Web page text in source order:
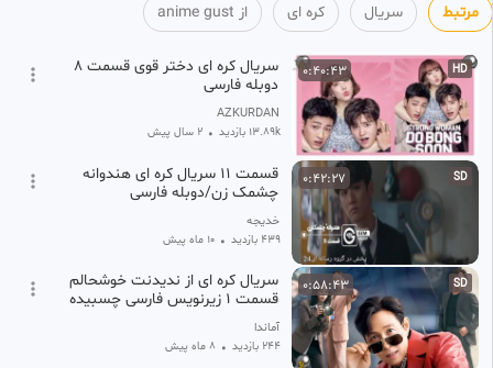
مرتبط سریال کره ای از anime gust
HD
0:40:43
سریال کره ای دختر قوی قسمت ۸
دوبله فارسی
AZKURDAN
13.89k بازدید • 2 سال پیش
SD
0:42:27
قسمت ۱۱ سریال کره ای هندوانه
چشمک زن/دوبله فارسی
خدیجه
439 بازدید • 10 ماه پیش
SD
0:58:43
سریال کره ای از ندیدنت خوشحالم
قسمت 1 زیرنویس فارسی چسبیده
Nice to Not Meet You
آماندا
244 بازدید • 8 ماه پیش